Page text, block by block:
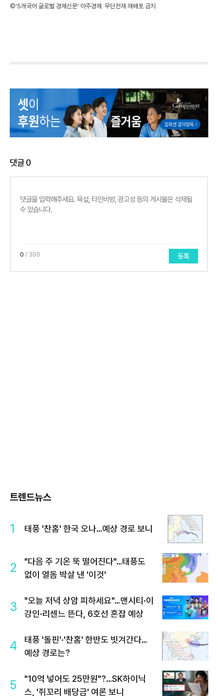
©'5개국어 글로벌 경제신문' 아주경제. 무단전재·재배포 금지
댓글0
0 / 300 등록
트렌드뉴스
1 태풍 '찬홈' 한국 오나…예상 경로 보니
2
"다음 주 기온 뚝 떨어진다"…태풍도
없이 열돔 박살 낸 '이것'
3
"오늘 저녁 상암 피하세요"…맨시티·이
강인·리센느 뜬다, 6호선 혼잡 예상
4
태풍 '돌핀'·'찬홈' 한반도 빗겨간다…
예상 경로는?
5
"10억 넣어도 25만원"?…SK하이닉
스, '쥐꼬리 배당금' 여론 보니